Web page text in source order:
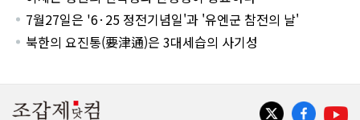
7월27일은 '6·25 정전기념일'과 '유엔군 참전의 날'
북한의 요진통(要津通)은 3대세습의 사기성